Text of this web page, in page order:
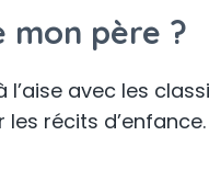
mon père ?
avec les
récits